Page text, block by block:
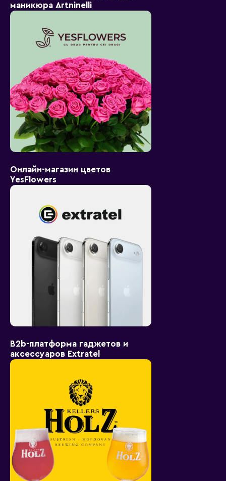
маникюра Artninelli
Онлайн-магазин цветов
YesFlowers
B2b-платформа гаджетов и
аксессуаров Extratel